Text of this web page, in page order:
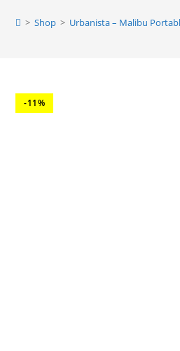
> Shop > Urbanista – Malibu
-11%